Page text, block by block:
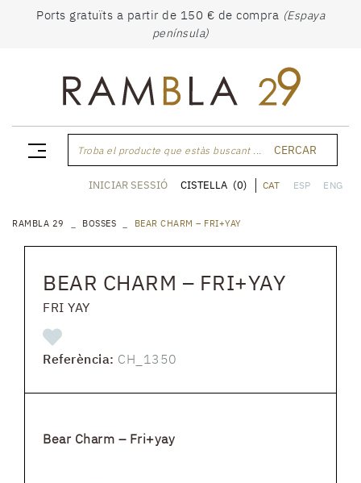
Ports gratuïts a partir de 150 € de compra (Espaya
península)
Troba el producte que estàs buscant ... CERCAR
CAT ESP ENG
INICIAR SESSIÓ CISTELLA (0)
RAMBLA 29 BOSSES BEAR CHARM – FRI+YAY
BEAR CHARM – FRI+YAY
FRI YAY
Referència: CH_1350
Bear Charm – Fri+yay